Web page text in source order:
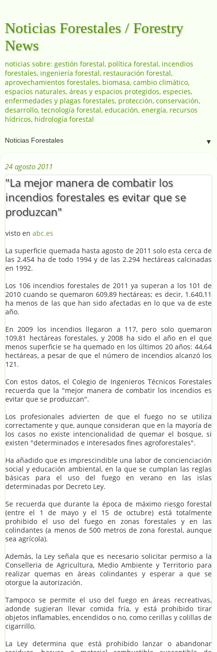
Noticias Forestales / Forestry
News
noticias sobre: gestión forestal, política forestal, incendios
forestales, ingeniería forestal, restauración forestal,
aprovechamientos forestales, biomasa, cambio climático,
espacios naturales, áreas y espacios protegidos, especies,
enfermedades y plagas forestales, protección, conservación,
desarrollo, tecnología forestal, educación, energía, recursos
hídricos, hidrología forestal
▼
24 agosto 2011
"La mejor manera de combatir los
incendios forestales es evitar que se
produzcan"
visto en abc.es
La superficie quemada hasta agosto de 2011 solo esta cerca de
las 2.454 ha de todo 1994 y de las 2.294 hectáreas calcinadas
en 1992.
Los 106 incendios forestales de 2011 ya superan a los 101 de
2010 cuando se quemaron 609,89 hectáreas; es decir, 1.640,11
ha menos de las que han sido afectadas en lo que va de este
año.
En 2009 los incendios llegaron a 117, pero solo quemaron
109,81 hectáreas forestales, y 2008 ha sido el año en el que
menos superficie se ha quemado en los últimos 20 años: 44,64
hectáreas, a pesar de que el número de incendios alcanzó los
121.
Con estos datos, el Colegio de Ingenieros Técnicos Forestales
recuerda que la "mejor manera de combatir los incendios es
evitar que se produzcan".
Los profesionales advierten de que el fuego no se utiliza
correctamente y que, aunque consideran que en la mayoría de
los casos no existe intencionalidad de quemar el bosque, si
existen "determinados e interesados fines agroforestales".
Ha añadido que es imprescindible una labor de concienciación
social y educación ambiental, en la que se cumplan las reglas
básicas para el uso del fuego en verano en las islas
determinadas por Decreto Ley.
Se recuerda que durante la época de máximo riesgo forestal
(entre el 1 de mayo y el 15 de octubre) está totalmente
prohibido el uso del fuego en zonas forestales y en las
colindantes (a menos de 500 metros de zona forestal, aunque
sea agrícola).
Además, la Ley señala que es necesario solicitar permiso a la
Conselleria de Agricultura, Medio Ambiente y Territorio para
realizar quemas en áreas colindantes y esperar a que se
otorgue la autorización.
Tampoco se permite el uso del fuego en áreas recreativas,
adonde sugieran llevar comida fría, y está prohibido tirar
objetos inflamables, encendidos o no, como cerillas y colillas de
cigarrillo.
La Ley determina que está prohibido lanzar o abandonar